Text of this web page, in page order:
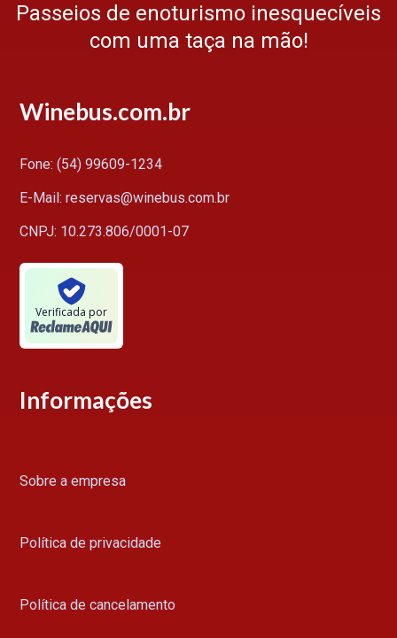
Passeios de enoturismo inesquecíveis
com uma taça na mão!
Winebus.com.br
Fone: (54) 99609-1234
E-Mail: reservas@winebus.com.br
CNPJ: 10.273.806/0001-07
Verificada por
Informações
Sobre a empresa
Política de privacidade
Política de cancelamento